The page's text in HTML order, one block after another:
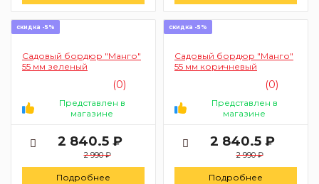
скидка -5%
Садовый бордюр "Манго"
55 мм зеленый
(0)
Представлен в
магазине
2 840.5 ₽
2 990 ₽
Подробнее
скидка -5%
Садовый бордюр "Манго"
55 мм коричневый
(0)
Представлен в
магазине
2 840.5 ₽
2 990 ₽
Подробнее